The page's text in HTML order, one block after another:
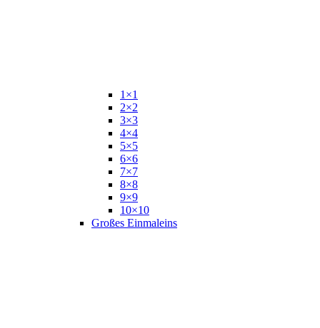
1×1
2×2
3×3
4×4
5×5
6×6
7×7
8×8
9×9
10×10
Großes Einmaleins